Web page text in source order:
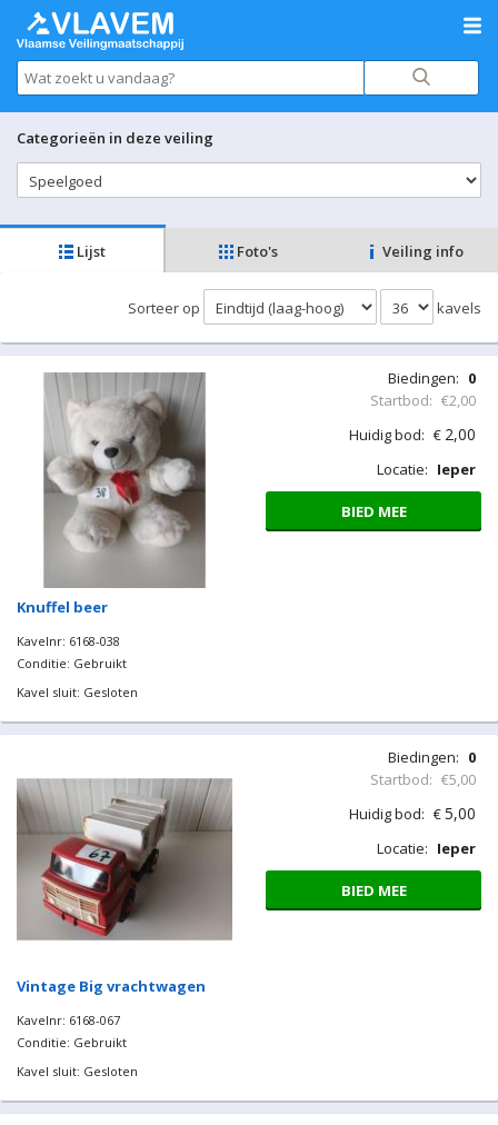
Categorieën in deze veiling
Lijst Foto's Veiling info
Sorteer op kavels
Knuffel beer
Kavelnr: 6168-038
Conditie: Gebruikt
Kavel sluit: Gesloten
Biedingen: 0
Startbod: €2,00
Huidig bod: € 2,00
Locatie: Ieper
BIED MEE
Vintage Big vrachtwagen
Kavelnr: 6168-067
Conditie: Gebruikt
Kavel sluit: Gesloten
Biedingen: 0
Startbod: €5,00
Huidig bod: €5,00
Locatie: Ieper
BIED MEE